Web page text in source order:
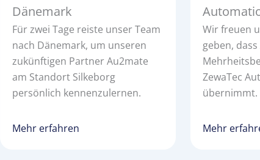
Dänemark
Für zwei Tage reiste unser Team
nach Dänemark, um unseren
zukünftigen Partner Au2mate
am Standort Silkeborg
persönlich kennenzulernen.
Mehr erfahren
Wir freuen
geben,
ZewaTec
übernimmt.
Mehr